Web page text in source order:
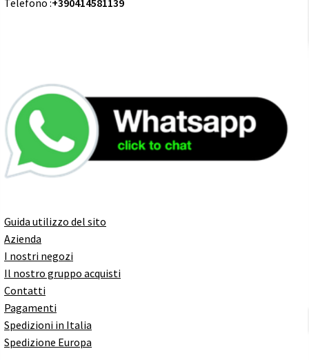
Guida utilizzo del sito
Azienda
I nostri negozi
Il nostro gruppo acquisti
Contatti
Pagamenti
Spedizioni in Italia
Spedizione Europa